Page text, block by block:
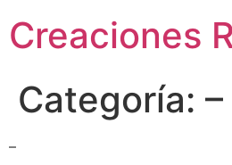
contenido
Creaciones
Categoría:
–